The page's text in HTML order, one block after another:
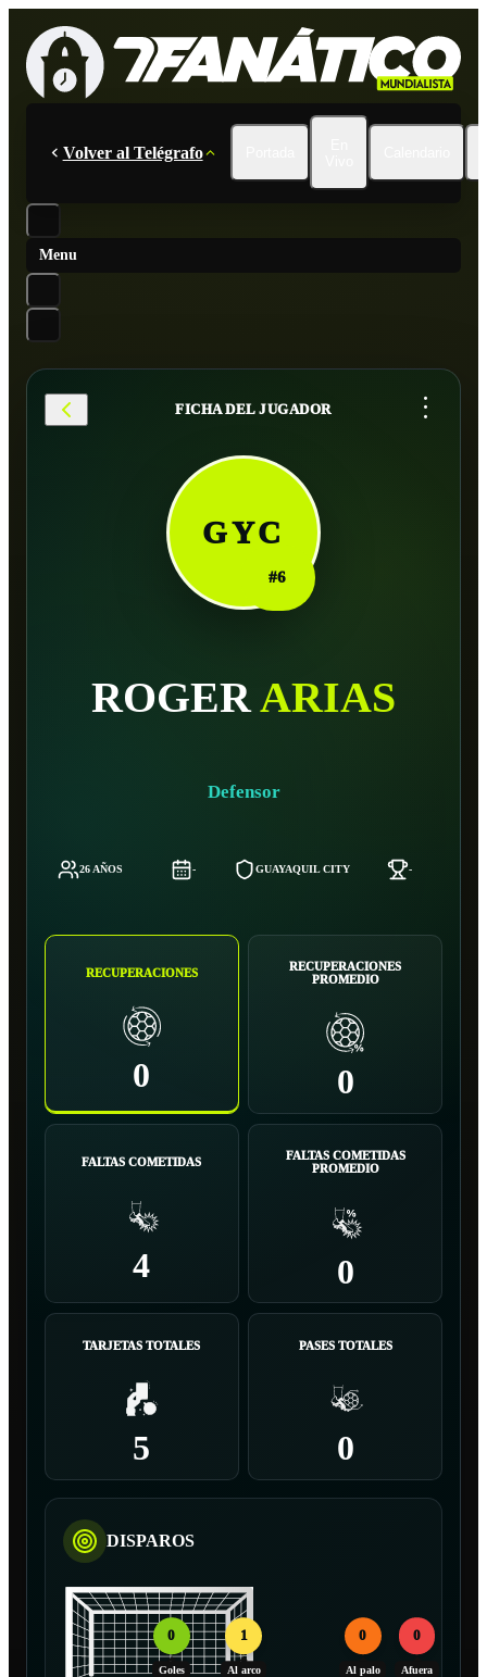
Volver al Telégrafo
Menu
FICHA DEL JUGADOR ...
GYC
#6
ROGERARIAS
Defensor
26 AÑOS - GUAYAQUIL CITY -
RECUPERACIONES
0
RECUPERACIONES
PROMEDIO
0
FALTAS COMETIDAS
4
FALTAS COMETIDAS
PROMEDIO
0
TARJETAS TOTALES
5
PASES TOTALES
0
DISPAROS
0
Goles
1
Al arco
0
Al palo
0
Afuera